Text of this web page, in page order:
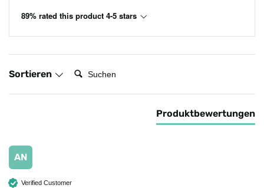
89% rated this product 4-5 stars
Sortieren Suchen:
Produktbewertungen
AN
Verified Customer